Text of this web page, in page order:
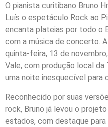
O pianista curitibano Bruno
Luís o espetáculo Rock ao
encanta plateias por todo o
com a música de concerto.
quinta-feira, 13 de
Vale, com produção local
uma noite inesquecível para
Reconhecido por suas
rock, Bruno já levou o
estados, com destaque